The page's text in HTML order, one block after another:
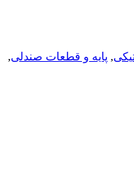
, پایه و قطعات صندلی,